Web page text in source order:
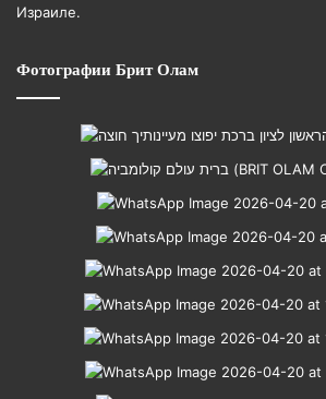
Израиле.
Фотографии Брит Олам